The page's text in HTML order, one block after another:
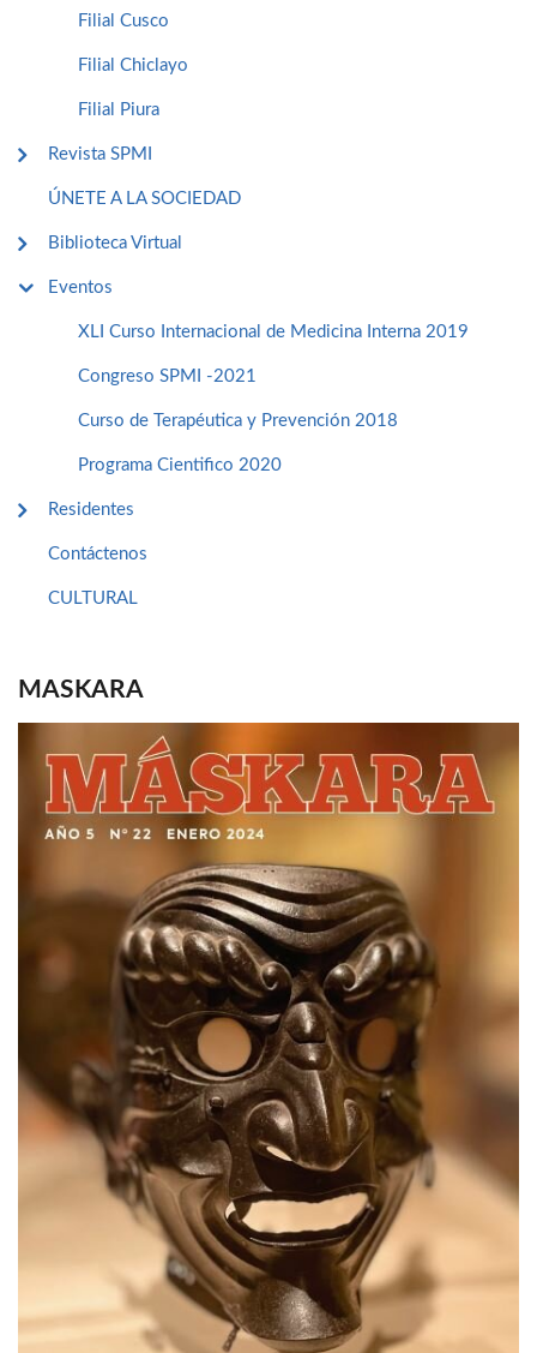
Filial Cusco
Filial Chiclayo
Filial Piura
Revista SPMI
ÚNETE A LA SOCIEDAD
Biblioteca Virtual
Eventos
XLI Curso Internacional de Medicina Interna 2019
Congreso SPMI -2021
Curso de Terapéutica y Prevención 2018
Programa Cientifico 2020
Residentes
Contáctenos
CULTURAL
MASKARA